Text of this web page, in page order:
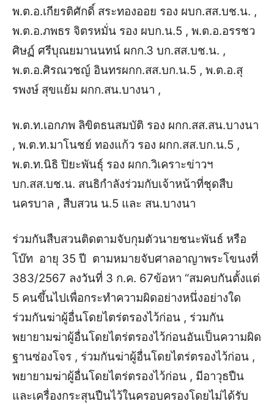
พ.ต.อ.เกียรติศักดิ์ สระทองออย รอง ผบก.สส.บช.น. ,
พ.ต.อ.ภพธร จิตรหมั่น รอง ผบก.น.5 , พ.ต.อ.อรรชว
ศิษฏ์ ศรีบุณยมานนทน์ ผกก.3 บก.สส.บช.น. ,
พ.ต.อ.ศิรณวชญ์ อินทรผกก.สส.บก.น.5 , พ.ต.อ.สุ
รพงษ์ สุขแย้ม ผกก.สน.บางนา ,
พ.ต.ท.เอกภพ ลิขิตธนสมบัติ รอง ผกก.สส.สน.บางนา
, พ.ต.ท.มาโนชย์ ทองแก้ว รอง ผกก.สส.บก.น.5 ,
พ.ต.ท.นิธิ ปิยะพันธุ์ รอง ผกก.วิเคราะข่าวฯ
บก.สส.บช.น. สนธิกำลังร่วมกับเจ้าหน้าที่ชุดสืบ
นครบาล , สืบสวน น.5 และ สน.บางนา
ร่วมกันสืบสวนติดตามจับกุมตัวนายชนะพันธ์ หรือ
โบ๊ท อายุ 35 ปี ตามหมายจับศาลอาญาพระโขนงที่
383/2567 ลงวันที่ 3 ก.ค. 67ข้อหา “สมคบกันตั้งแต่
5 คนขึ้นไปเพื่อกระทำความผิดอย่างหนึ่งอย่างใด
ร่วมกันฆ่าผู้อื่นโดยไตร่ตรองไว้ก่อน , ร่วมกัน
พยายามฆ่าผู้อื่นโดยไตร่ตรองไว้ก่อนอันเป็นความผิด
ฐานซ่องโจร , ร่วมกันฆ่าผู้อื่นโดยไตร่ตรองไว้ก่อน ,
พยายามฆ่าผู้อื่นโดยไตร่ตรองไว้ก่อน , มีอาวุธปืน
และเครื่องกระสุนปืนไว้ในครอบครองโดยไม่ได้รับ